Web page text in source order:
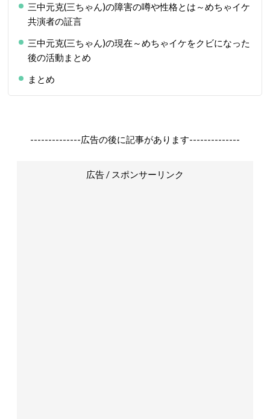
三中元克(三ちゃん)の障害の噂や性格とは～めちゃイケ
共演者の証言
三中元克(三ちゃん)の現在～めちゃイケをクビになった
後の活動まとめ
まとめ
--------------広告の後に記事があります--------------
広告 / スポンサーリンク